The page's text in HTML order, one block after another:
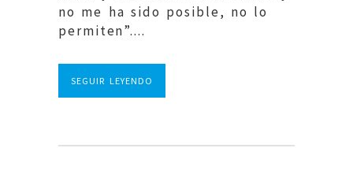
no me ha sido posible, no lo
permiten”....
SEGUIR LEYENDO